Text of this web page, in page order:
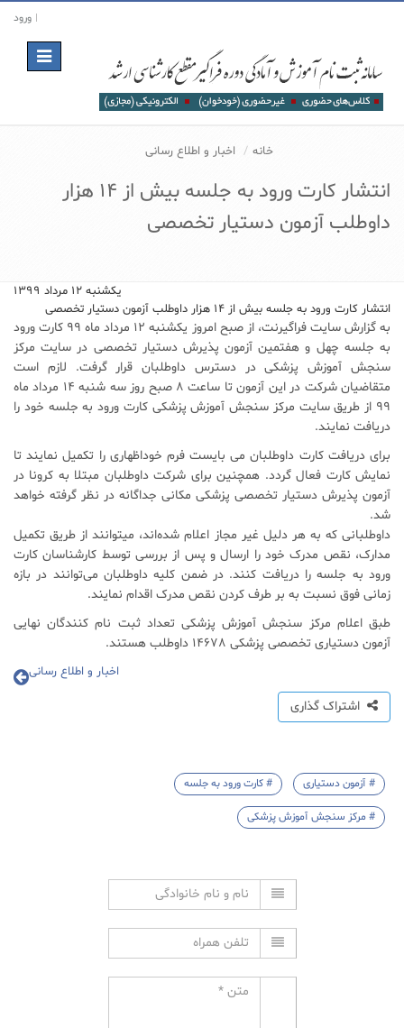
ورود
Toggle
navigation
خانه اخبار و اطلاع رسانی
انتشار کارت ورود به جلسه بیش از 14 هزار
داوطلب آزمون دستیار تخصصی
یکشنبه ۱۲ مرداد ۱۳۹۹
انتشار کارت ورود به جلسه بیش از 14 هزار داوطلب آزمون دستیار تخصصی
به گزارش سایت فراگیرنت، از صبح امروز یکشنبه ۱۲ مرداد ماه ۹۹ کارت ورود
به جلسه چهل و هفتمین آزمون پذیرش دستیار تخصصی در سایت مرکز
سنجش آموزش پزشکی در دسترس داوطلبان قرار گرفت. لازم است
متقاضیان شرکت در این آزمون تا ساعت ۸ صبح روز سه شنبه ۱۴ مرداد ماه
۹۹ از طریق سایت مرکز سنجش آموزش پزشکی کارت ورود به جلسه خود را
دریافت نمایند.
برای دریافت کارت داوطلبان می بایست فرم خوداظهاری را تکمیل نمایند تا
نمایش کارت فعال گردد. همچنین برای شرکت داوطلبان مبتلا به کرونا در
آزمون پذیرش دستیار تخصصی پزشکی مکانی جداگانه در نظر گرفته خواهد
شد.
داوطلبانی که به هر دلیل غیر مجاز اعلام شده‌اند، می‎توانند از طریق تکمیل
مدارک، نقص مدرک خود را ارسال و پس از بررسی توسط کارشناسان کارت
ورود به جلسه را دریافت کنند. در ضمن کلیه داوطلبان می‌توانند در بازه
زمانی فوق نسبت به بر طرف کردن نقص مدرک اقدام نمایند.
طبق اعلام مرکز سنجش آموزش پزشکی تعداد ثبت نام کنندگان نهایی
آزمون دستیاری تخصصی پزشکی ۱۴۶۷۸ داوطلب هستند.
اخبار و اطلاع رسانی
اشتراک گذاری
# آزمون دستیاری # کارت ورود به جلسه
# مرکز سنجش آموزش پزشکی